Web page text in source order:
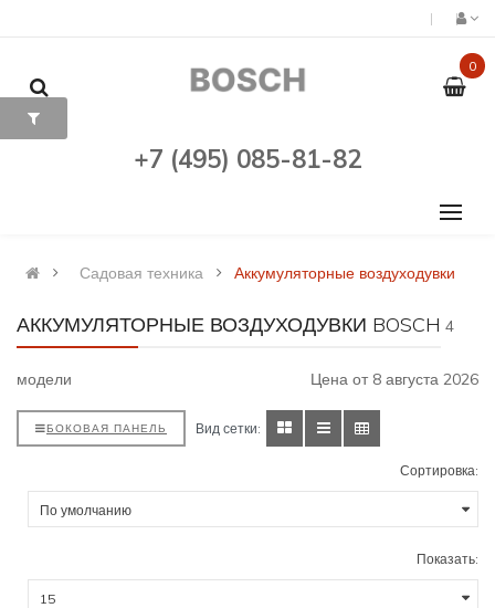
0
+7 (495) 085-81-82
Садовая техника Аккумуляторные воздуходувки
АККУМУЛЯТОРНЫЕ ВОЗДУХОДУВКИ BOSCH 4
модели Цена от 8 августа 2026
БОКОВАЯ ПАНЕЛЬ Вид сетки:
Сортировка:
Показать: